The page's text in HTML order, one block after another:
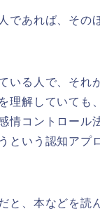
であれば、その
いる人で、それ
理解していても
情コントロール
という認知アプ
と、本などを読